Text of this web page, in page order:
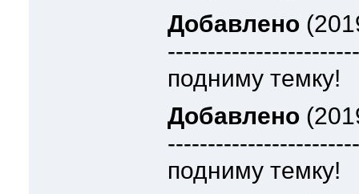
Добавлено
подниму темку!
Добавлено
подниму темку!